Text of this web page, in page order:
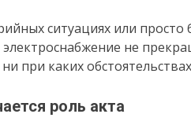
ситуациях или просто
не
при каких
роль акта